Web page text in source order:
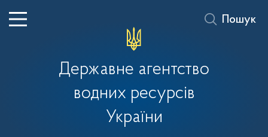
Державне агентство
водних ресурсів
України
Пошук